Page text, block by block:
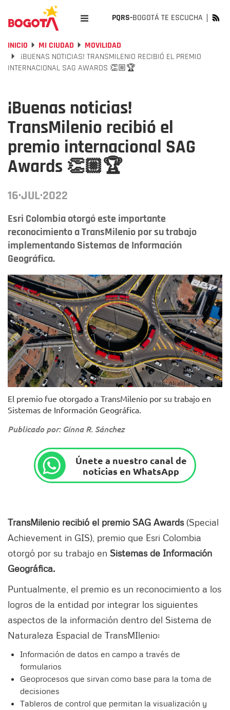
PQRS-BOGOTÁ TE ESCUCHA
INICIO MI CIUDAD
MOVILIDAD
¡BUENAS NOTICIAS! TRANSMILENIO RECIBIÓ EL PREMIO
INTERNACIONAL SAG AWARDS 👏🏼🏆
¡Buenas noticias!
TransMilenio recibió el
premio internacional SAG
Awards 👏🏼🏆
16·JUL·2022
Esri Colombia otorgó este importante
reconocimiento a TransMilenio por su trabajo
implementando Sistemas de Información
Geográfica.
Foto: Alcaldía de Bogotá.
El premio fue otorgado a TransMilenio por su trabajo en
Sistemas de Información Geográfica.
Publicado por: Ginna R. Sánchez
Únete a nuestro canal de
noticias en WhatsApp
TransMilenio recibió el premio SAG Awards(Special
Achievement in GIS), premio que Esri Colombia
otorgó por su trabajo en Sistemas de Información
Geográfica.
Puntualmente, el premio es un reconocimiento a los
logros de la entidad por integrar los siguientes
aspectos de la información dentro del Sistema de
Naturaleza Espacial de TransMIlenio:
Información de datos en campo a través de
formularios
Geoprocesos que sirvan como base para la toma de
decisiones
Tableros de control que permitan la visualización y